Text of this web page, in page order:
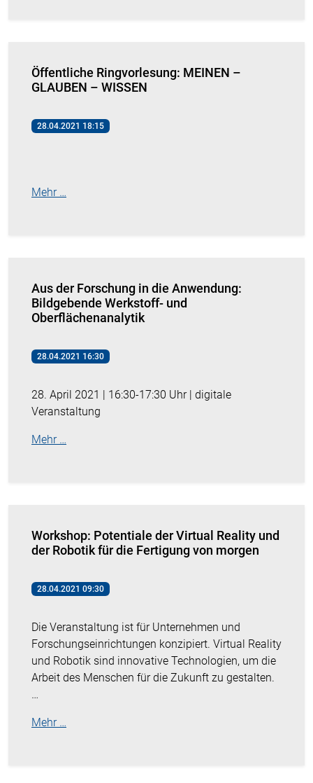
Öffentliche Ringvorlesung: MEINEN –
GLAUBEN – WISSEN
28.04.2021 18:15
Mehr …
Aus der Forschung in die Anwendung:
Bildgebende Werkstoff- und
Oberflächenanalytik
28.04.2021 16:30
28. April 2021 | 16:30-17:30 Uhr | digitale
Veranstaltung
Mehr …
Workshop: Potentiale der Virtual Reality und
der Robotik für die Fertigung von morgen
28.04.2021 09:30
Die Veranstaltung ist für Unternehmen und
Forschungseinrichtungen konzipiert. Virtual Reality
und Robotik sind innovative Technologien, um die
Arbeit des Menschen für die Zukunft zu gestalten.
…
Mehr …